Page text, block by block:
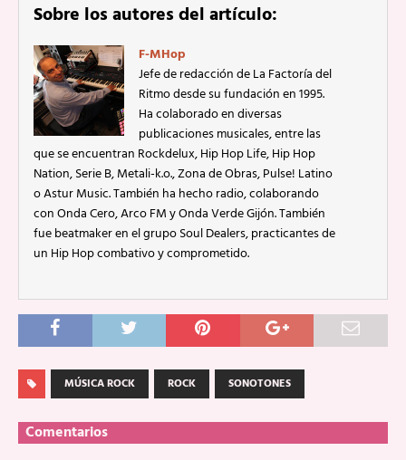
Sobre los autores del artículo:
F-MHop
Jefe de redacción de La Factoría del
Ritmo desde su fundación en 1995.
Ha colaborado en diversas
publicaciones musicales, entre las
que se encuentran Rockdelux, Hip Hop Life, Hip Hop
Nation, Serie B, Metali-k.o., Zona de Obras, Pulse! Latino
o Astur Music. También ha hecho radio, colaborando
con Onda Cero, Arco FM y Onda Verde Gijón. También
fue beatmaker en el grupo Soul Dealers, practicantes de
un Hip Hop combativo y comprometido.
MÚSICA ROCK ROCK SONOTONES
Comentarios